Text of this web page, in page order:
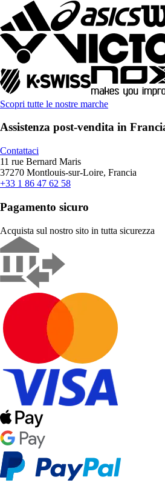
Scopri tutte le nostre marche
Assistenza post-vendita in
Contattaci
11 rue Bernard Maris
37270 Montlouis-sur-Loire, Francia
+33 1 86 47 62 58
Pagamento sicuro
Acquista sul nostro sito in tutta sicurezza